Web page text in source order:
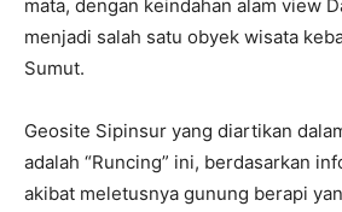
mata, dengan keindahan alam view
menjadi salah satu obyek wisata
Sumut.
Geosite Sipinsur yang diartikan
adalah “Runcing” ini, berdasarkan
akibat meletusnya gunung berapi